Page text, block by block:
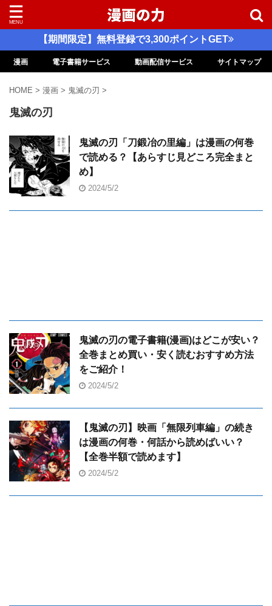
【期間限定】無料登録で3,300ポイントGET
漫画 電子書籍サービス 動画配信サービス サイトマップ
HOME > 漫画 > 鬼滅の刃 >
鬼滅の刃
鬼滅の刃「刀鍛冶の里編」は漫画の何巻
で読める？【あらすじ見どころ完全まと
め】
2024/5/2
鬼滅の刃の電子書籍(漫画)はどこが安い？
全巻まとめ買い・安く読むおすすめ方法
をご紹介！
2024/5/2
【鬼滅の刃】映画「無限列車編」の続き
は漫画の何巻・何話から読めばいい？
【全巻半額で読めます】
2024/5/2